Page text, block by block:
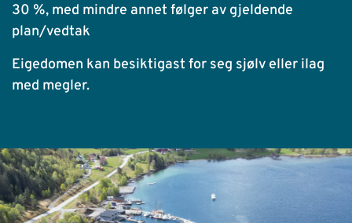
30 %, med mindre annet følger av gjeldende
plan/vedtak
Eigedomen kan besiktigast for seg sjølv eller ilag
med megler.